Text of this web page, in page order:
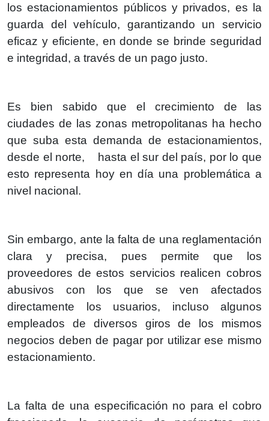
los estacionamientos públicos y privados, es la
guarda del vehículo, garantizando un servicio
eficaz y eficiente, en donde se brinde seguridad
e integridad, a través de un pago justo.
Es bien sabido que el crecimiento de las
ciudades de las zonas metropolitanas ha hecho
que suba esta demanda de estacionamientos,
desde el norte, hasta el sur del país, por lo que
esto representa hoy en día una problemática a
nivel nacional.
Sin embargo, ante la falta de una reglamentación
clara y precisa, pues permite que los
proveedores de estos servicios realicen cobros
abusivos con los que se ven afectados
directamente los usuarios, incluso algunos
empleados de diversos giros de los mismos
negocios deben de pagar por utilizar ese mismo
estacionamiento.
La falta de una especificación no para el cobro